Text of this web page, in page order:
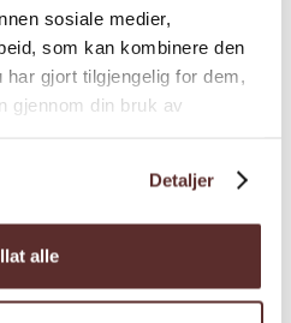
sosiale medier,
som kan kombinere den
gjort tilgjengelig for dem,
gjennom din bruk av
Detaljer
alle
mit
Steinen,
Massagen und
mit hohem
bieten können.
Angebot von A la